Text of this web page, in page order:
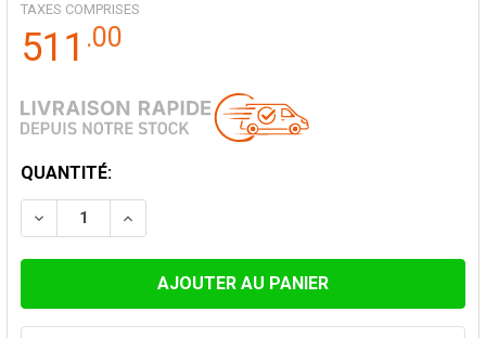
TAXES COMPRISES
511 .00
STOCK
ACTUEL:
QUANTITÉ:
DIMINUER LA QUANTITÉ DE TUBAGE INOX FLEXIBLE
AUGMENTER LA QUANTITÉ DE TUBAGE